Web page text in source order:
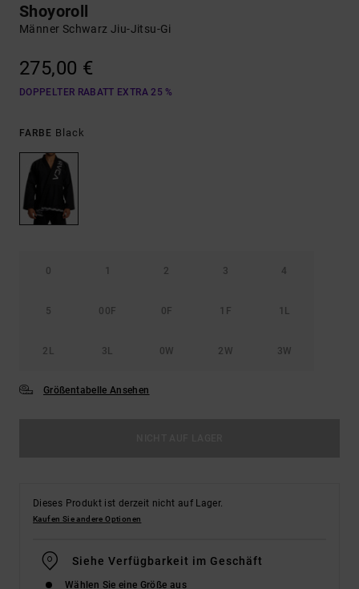
Shoyoroll
Männer Schwarz Jiu-Jitsu-Gi
275,00 €
DOPPELTER RABATT EXTRA 25 %
FARBE Black
0 1 2 3 4
5 00F 0F 1F 1L
2L 3L 0W 2W 3W
Größentabelle Ansehen
Dieses Produkt ist derzeit nicht auf Lager.
Kaufen Sie andere Optionen
Siehe Verfügbarkeit im Geschäft
Wählen Sie eine Größe aus